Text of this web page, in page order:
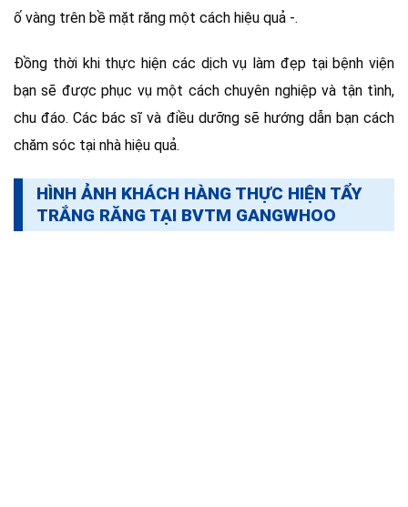
ố vàng trên bề mặt răng một cách hiệu quả -.
Đồng thời khi thực hiện các dịch vụ làm đẹp tại bệnh viện
bạn sẽ được phục vụ một cách chuyên nghiệp và tận tình,
chu đáo. Các bác sĩ và điều dưỡng sẽ hướng dẫn bạn cách
chăm sóc tại nhà hiệu quả.
HÌNH ẢNH KHÁCH HÀNG THỰC HIỆN TẨY
TRẮNG RĂNG TẠI BVTM GANGWHOO